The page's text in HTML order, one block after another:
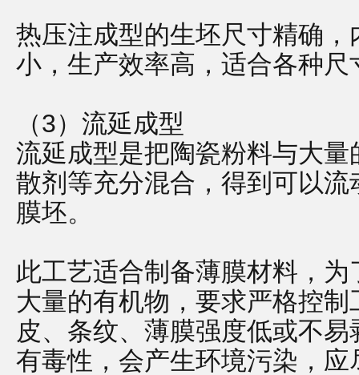
热压注成型的生坯尺寸精确
小，生产效率高，适合各种
（3）流延成型
流延成型是把陶瓷粉料与大
散剂等充分混合，得到可以
膜坯。
此工艺适合制备薄膜材料，
大量的有机物，要求严格控
皮、条纹、薄膜强度低或不
有毒性，会产生环境污染，